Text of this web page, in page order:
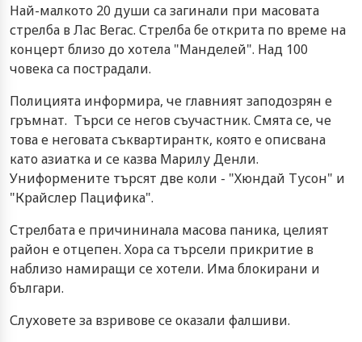
Най-малкото 20 души са загинали при масовата
стрелба в Лас Вегас. Стрелба бе открита по време на
концерт близо до хотела "Манделей". Над 100
човека са пострадали.
Полицията информира, че главният заподозрян е
гръмнат. Търси се негов съучастник. Смята се, че
това е неговата съквартирантк, която е описвана
като азиатка и се казва Марилу Денли.
Униформените търсят две коли - "Хюндай Тусон" и
"Крайслер Пацифика".
Стрелбата е причининала масова паника, целият
район е отцепен. Хора са търсели прикритие в
наблизо намиращи се хотели. Има блокирани и
българи.
Слуховете за взривове се оказали фалшиви.